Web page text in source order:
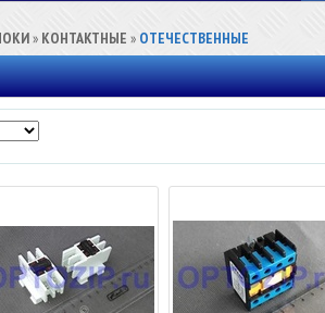
» КОНТАКТНЫЕ » ОТЕЧЕСТВЕННЫЕ